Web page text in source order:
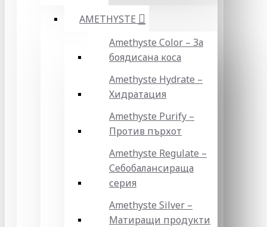
AMETHYSTE
Amethyste Color – За
боядисана коса
Amethyste Hydrate –
Хидратация
Amethyste Purify –
Против пърхот
Amethyste Regulate –
Себобалансираща
серия
Amethyste Silver –
Матиращи продукти